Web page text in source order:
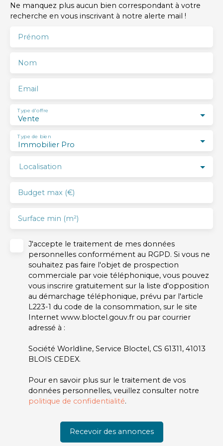
Ne manquez plus aucun bien correspondant à votre
recherche en vous inscrivant à notre alerte mail !
Prénom
Nom
Email
Vente
Type d'offre
Immobilier Pro
Type de bien
Localisation
Budget max (€)
Surface min (m²)
J'accepte le traitement de mes données
personnelles conformément au RGPD. Si vous ne
souhaitez pas faire l'objet de prospection
commerciale par voie téléphonique, vous pouvez
vous inscrire gratuitement sur la liste d'opposition
au démarchage téléphonique, prévu par l'article
L223-1 du code de la consommation, sur le site
Internet www.bloctel.gouv.fr ou par courrier
adressé à :
Société Worldline, Service Bloctel, CS 61311, 41013
BLOIS CEDEX.
Pour en savoir plus sur le traitement de vos
données personnelles, veuillez consulter notre
politique de confidentialité.
Recevoir des annonces